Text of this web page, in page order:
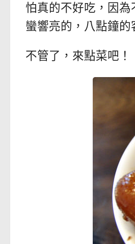
怕真的不好吃，因
蠻響亮的，八點鐘的
不管了，來點菜吧！